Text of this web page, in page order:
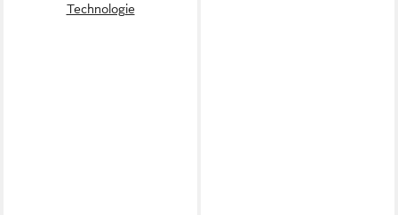
Technologie